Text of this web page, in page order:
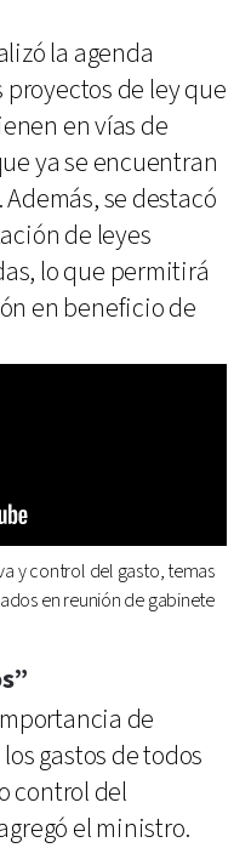
la agenda
de ley que
en vías de
ya se encuentran
se destacó
de leyes
lo que permitirá
en beneficio de
y control del gasto, temas
en reunión de gabinete
de
gastos de todos
control del
el ministro.